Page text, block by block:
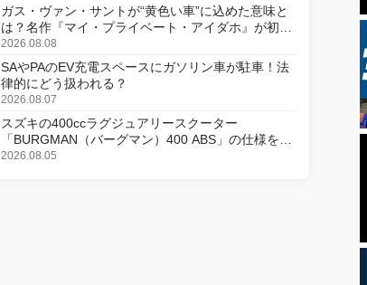
ガス・ヴァン・サントが“黄色い車”に込めた意味と
は？名作『マイ・プライベート・アイダホ』が初の
デジタルリマスター版で復活
2026.08.08
SAやPAのEV充電スペースにガソリン車が駐車！法
律的にどう扱われる？
2026.08.07
スズキの400ccラグジュアリースクーター
「BURGMAN（バーグマン）400 ABS」の仕様を変
更し、8月18日に発売
2026.08.05